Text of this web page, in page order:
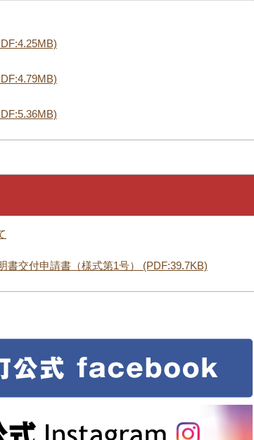
書交付申請書（様式第1号） (PDF:39.7KB)